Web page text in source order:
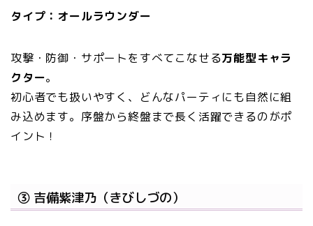
タイプ：オールラウンダー
攻撃・防御・サポートをすべてこなせる万能型キャラ
クター。
初心者でも扱いやすく、どんなパーティにも自然に組
み込めます。序盤から終盤まで長く活躍できるのがポ
イント！
③ 吉備紫津乃（きびしづの）